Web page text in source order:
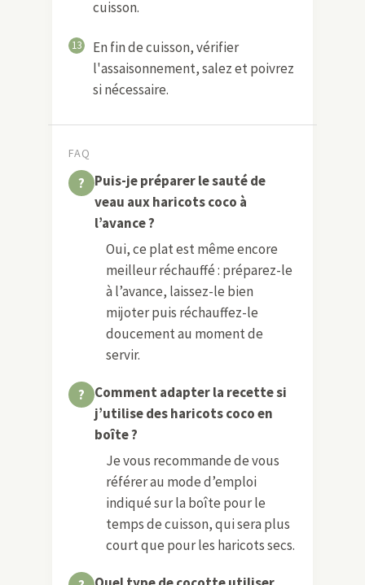
cuisson.
13
En fin de cuisson, vérifier
l'assaisonnement, salez et poivrez
si nécessaire.
FAQ
Puis-je préparer le sauté de
veau aux haricots coco à
l’avance ?
Oui, ce plat est même encore
meilleur réchauffé : préparez-le
à l’avance, laissez-le bien
mijoter puis réchauffez-le
doucement au moment de
servir.
Comment adapter la recette si
j’utilise des haricots coco en
boîte ?
Je vous recommande de vous
référer au mode d’emploi
indiqué sur la boîte pour le
temps de cuisson, qui sera plus
court que pour les haricots secs.